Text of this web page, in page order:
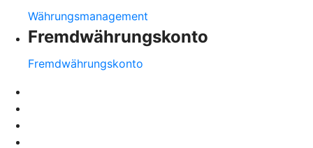
Währungsmanagement
Fremdwährungskonto
Fremdwährungskonto